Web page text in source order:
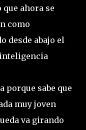
ahora se
como
desde abajo el
inteligencia
porque sabe que
muy joven
va girando